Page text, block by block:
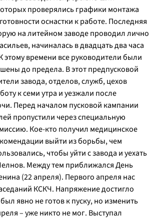
проверялись графики монтажа
оснастки к работе. Последняя
на литейном заводе проводил лично
начиналась в двадцать два часа
этому времени все руководители были
до предела. В этот предпусковой
завода, отделов, служб, цехов
к семи утра и уезжали после
Перед началом пусковой кампании
пропустили через специальную
Кое-кто получил медицинское
выйти из борьбы, чем
чтобы уйти с завода и уехать
Между тем приближался День
(22 апреля). Первого апреля нас
КСКЧ. Напряжение достигло
явно не готов к пуску, но изменить
– уже никто не мог. Выступал